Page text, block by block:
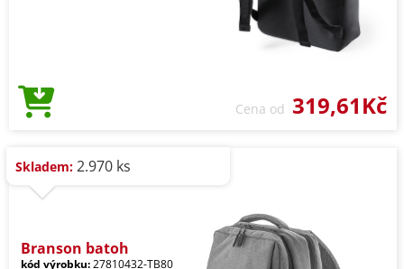
Cena od 319,61Kč
Skladem: 2.970 ks
Branson batoh
kód výrobku:27810432-TB80